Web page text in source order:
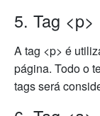
5. Tag <p>
A tag <p> é
página. Todo o
tags será